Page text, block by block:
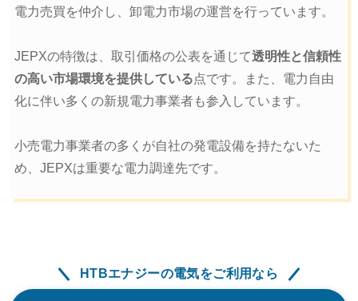
電力売買を仲介し、卸電力市場の運営を行っています。
JEPXの特徴は、取引価格の公表を通じて透明性と信頼性
の高い市場環境を提供している点です。また、電力自由
化に伴い多くの新規電力事業者も参入しています。
小売電力事業者の多くが自社の発電設備を持たないた
め、JEPXは重要な電力調達先です。
HTBエナジーの電気をご利用なら